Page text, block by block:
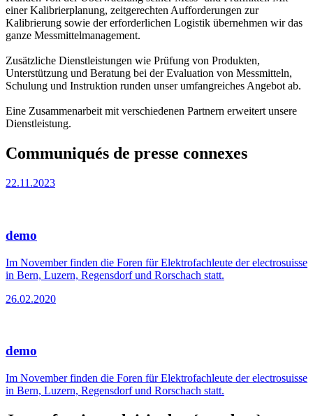
einer Kalibrierplanung, zeitgerechten Aufforderungen zur
Kalibrierung sowie der erforderlichen Logistik übernehmen wir das
ganze Messmittelmanagement.
Zusätzliche Dienstleistungen wie Prüfung von Produkten,
Unterstützung und Beratung bei der Evaluation von Messmitteln,
Schulung und Instruktion runden unser umfangreiches Angebot ab.
Eine Zusammenarbeit mit verschiedenen Partnern erweitert unsere
Dienstleistung.
Communiqués de presse connexes
22.11.2023
demo
Im November finden die Foren für Elektrofachleute der electrosuisse
in Bern, Luzern, Regensdorf und Rorschach statt.
26.02.2020
demo
Im November finden die Foren für Elektrofachleute der electrosuisse
in Bern, Luzern, Regensdorf und Rorschach statt.